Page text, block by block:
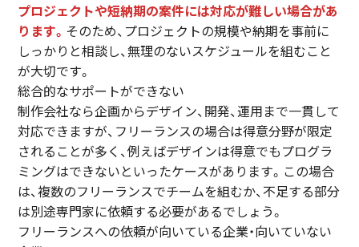
プロジェクトや短納期の案件には対応が難しい場合があ
ります。 そのため、プロジェクトの規模や納期を事前に
しっかりと相談し、無理のないスケジュールを組むこと
が大切です。
総合的なサポートができない
制作会社なら企画からデザイン、開発、運用まで一貫して
対応できますが、フリーランスの場合は得意分野が限定
されることが多く、例えばデザインは得意でもプログラ
ミングはできないといったケースがあります。この場合
は、複数のフリーランスでチームを組むか、不足する部分
は別途専門家に依頼する必要があるでしょう。
フリーランスへの依頼が向いている企業・向いていない